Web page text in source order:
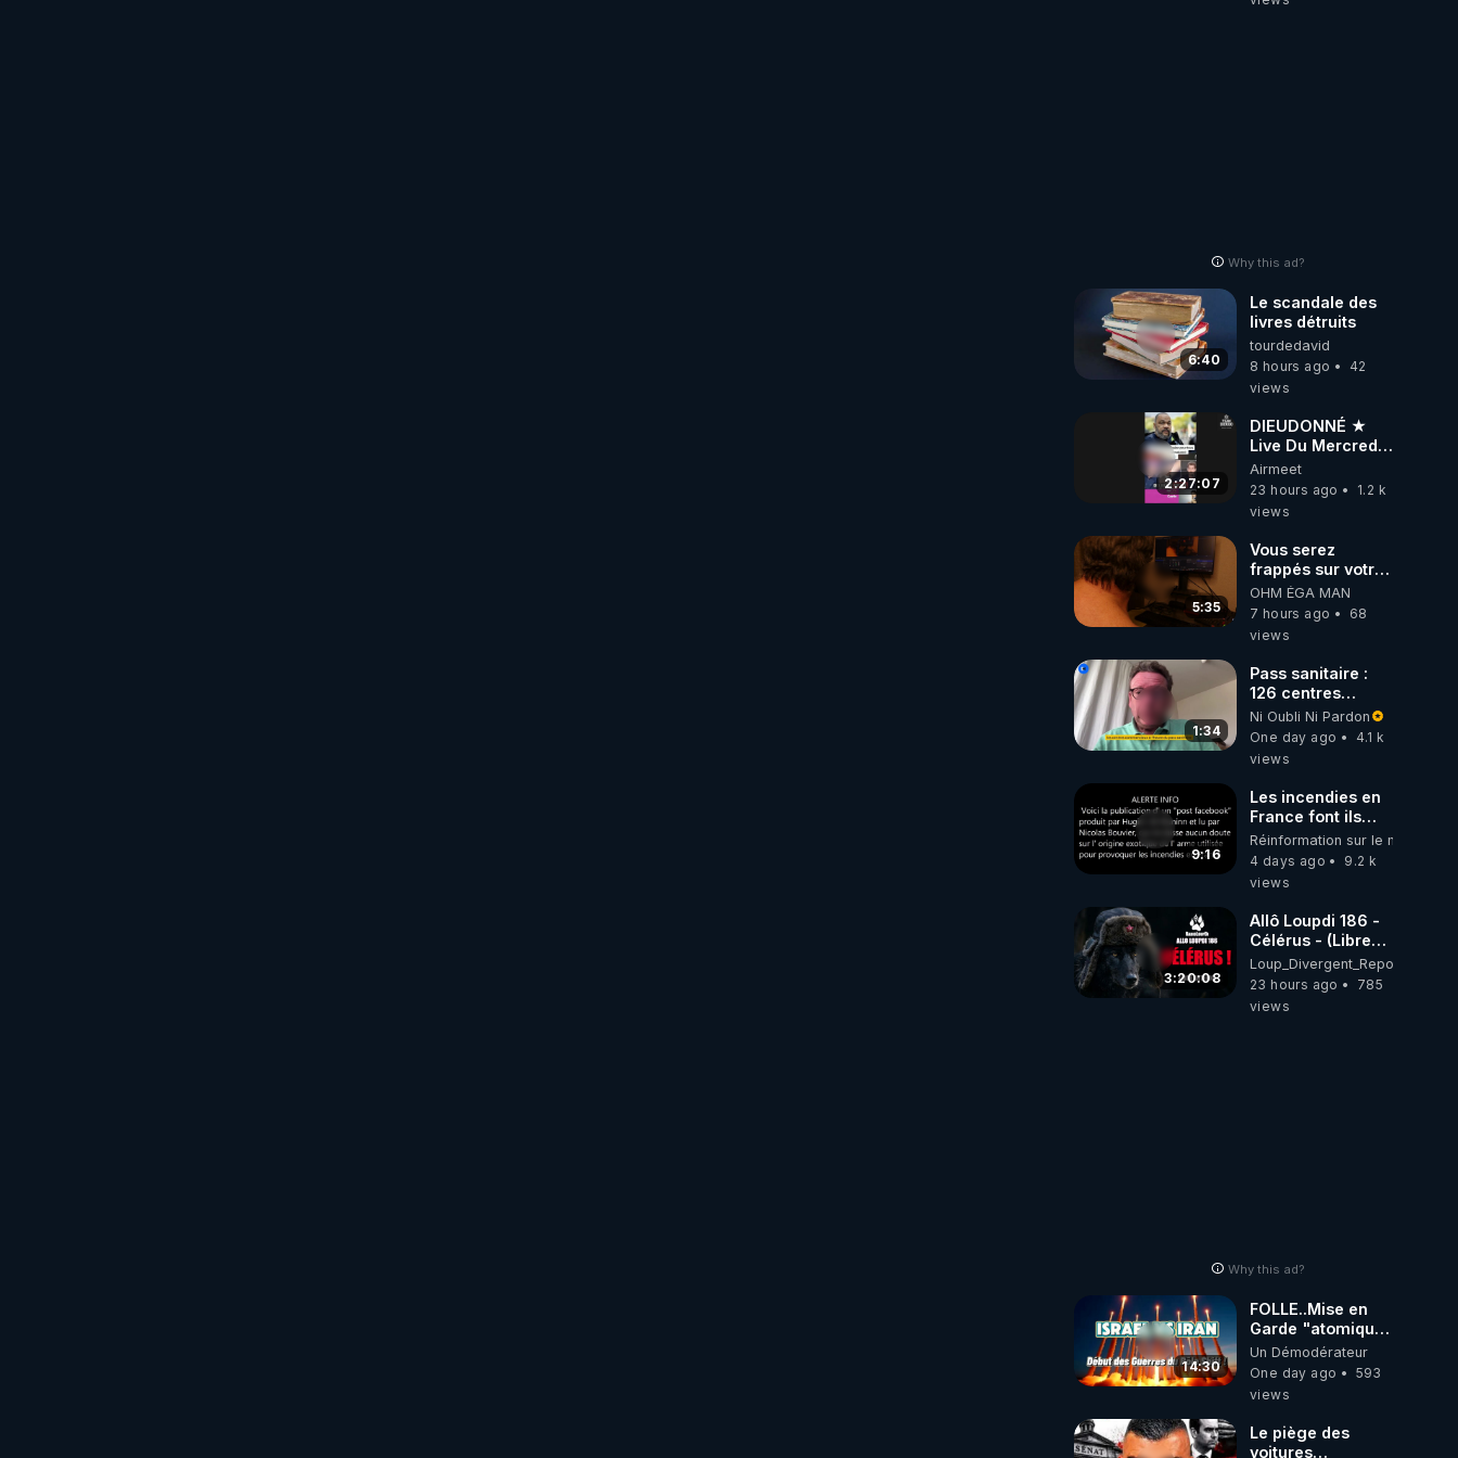
Why this ad?
6:40
Le scandale des
livres détruits
tourdedavid
8 hours ago
42
views
2:27:07
DIEUDONNÉ ★
Live Du Mercredi
5 Août 2026
Airmeet
23 hours ago
1.2 k
views
5:35
Vous serez
frappés sur votre
sol européens par
la faute des
dirigeants qui
le nez
OHM ÉGA MAN
7 hours ago
68
views
1:34
Pass sanitaire :
126 centres
commerciaux
concernés par
l'obligation dans
Ni Oubli Ni Pardon
One day ago
4.1 k
views
9:16
Les incendies en
France font ils
partie d' un plan
qui aurait débuté
le 11 septembre
Réinformation sur le monde
4 days ago
9.2 k
views
3:20:08
Allô Loupdi 186 -
Célérus - (Libre
Antenne) - Loup
Divergent
2026.08.06
Loup_Divergent_Reposts
23 hours ago
785
views
Why this ad?
14:30
FOLLE..Mise en
Garde "atomique"
d'1Sérial Lanceur
d'ALERTES
combinant
Accomplis"
Un Démodérateur
One day ago
593
views
Le piège des
voitures